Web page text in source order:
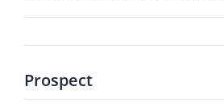
Prospect